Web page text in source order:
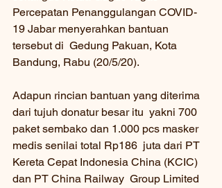
Percepatan Penanggulangan COVID-
19 Jabar menyerahkan bantuan
tersebut di  Gedung Pakuan, Kota
Bandung, Rabu (20/5/20).
Adapun rincian bantuan yang diterima
dari tujuh donatur besar itu  yakni 700
paket sembako dan 1.000 pcs masker
medis senilai total Rp186  juta dari PT
Kereta Cepat Indonesia China (KCIC)
dan PT China Railway  Group Limited